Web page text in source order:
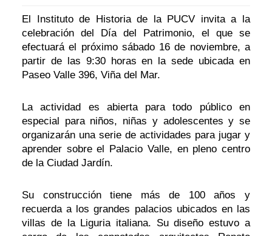
El Instituto de Historia de la PUCV invita a la
celebración del Día del Patrimonio, el que se
efectuará el próximo sábado 16 de noviembre, a
partir de las 9:30 horas en la sede ubicada en
Paseo Valle 396, Viña del Mar.
La actividad es abierta para todo público en
especial para niños, niñas y adolescentes y se
organizarán una serie de actividades para jugar y
aprender sobre el Palacio Valle, en pleno centro
de la Ciudad Jardín.
Su construcción tiene más de 100 años y
recuerda a los grandes palacios ubicados en las
villas de la Liguria italiana. Su diseño estuvo a